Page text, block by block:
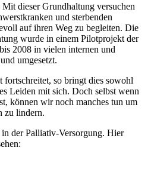
dieser Grundhaltung versuchen
und sterbenden
auf ihren Weg zu begleiten. Die
wurde in einem Pilotprojekt der
2008 in vielen internen und
umgesetzt.
fortschreitet, so bringt dies sowohl
Leiden mit sich. Doch selbst wenn
können wir noch manches tun um
zu lindern.
der Palliativ-Versorgung. Hier